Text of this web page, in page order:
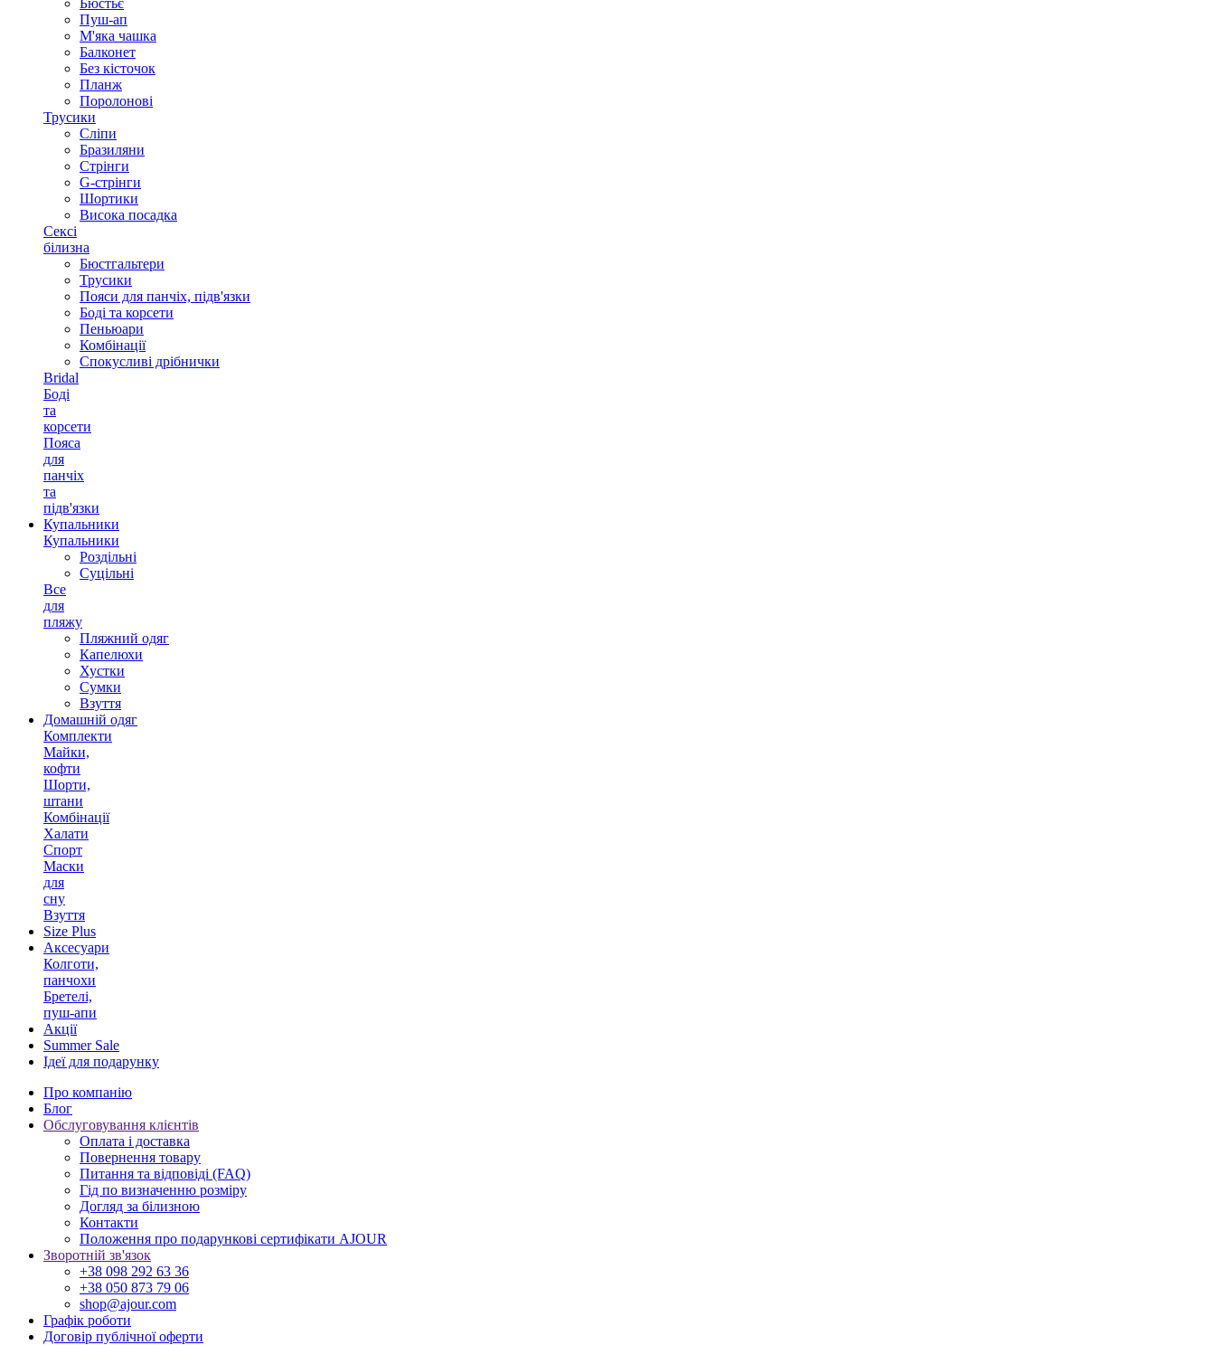
Бюстьє
Пуш-ап
М'яка чашка
Балконет
Без кісточок
Планж
Поролонові
Трусики
Сліпи
Бразиляни
Стрінги
G-стрінги
Шортики
Висока посадка
Сексі
білизна
Бюстгальтери
Трусики
Пояси для панчіх, підв'язки
Боді та корсети
Пеньюари
Комбінації
Спокусливі дрібнички
Bridal
Боді
та
корсети
Пояса
для
панчіх
та
підв'язки
Купальники
Купальники
Роздільні
Суцільні
Все
для
пляжу
Пляжний одяг
Капелюхи
Хустки
Сумки
Взуття
Домашній одяг
Комплекти
Майки,
кофти
Шорти,
штани
Комбінації
Халати
Спорт
Маски
для
сну
Взуття
Size Plus
Аксесуари
Колготи,
панчохи
Бретелі,
пуш-апи
Акції
Summer Sale
Ідеї для подарунку
Про компанію
Блог
Обслуговування клієнтів
Оплата і доставка
Повернення товару
Питання та відповіді (FAQ)
Гід по визначенню розміру
Догляд за білизною
Контакти
Положення про подарункові сертифікати AJOUR
Зворотній зв'язок
+38 098 292 63 36
+38 050 873 79 06
shop@ajour.com
Графік роботи
Договір публічної оферти